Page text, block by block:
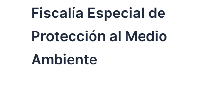
Fiscalía Especial de
Protección al Medio
Ambiente